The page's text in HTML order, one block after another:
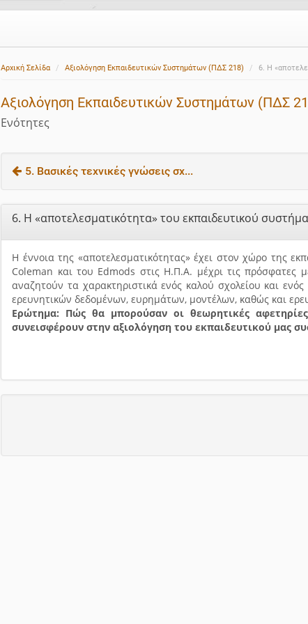
Αρχική Σελίδα Αξιολόγηση Εκπαιδευτικών Συστημάτων (ΠΔΣ 218) 6. Η
Αξιολόγηση Εκπαιδευτικών Συστημάτων (ΠΔΣ
Ενότητες
5. Βασικές τεχνικές γνώσεις σχ...
6. Η «αποτελεσματικότητα» του εκπαιδευτικού
Η έννοια της «αποτελεσματικότητας» έχει στον χώρο της
Coleman και του Εdmods στις Η.Π.Α. μέχρι τις πρόσφατες
αναζητούν τα χαρακτηριστικά ενός καλού σχολείου και
ερευνητικών δεδομένων, ευρημάτων, μοντέλων, καθώς και
Ερώτημα: Πώς θα μπορούσαν οι θεωρητικές
συνεισφέρουν στην αξιολόγηση του εκπαιδευτικού μας